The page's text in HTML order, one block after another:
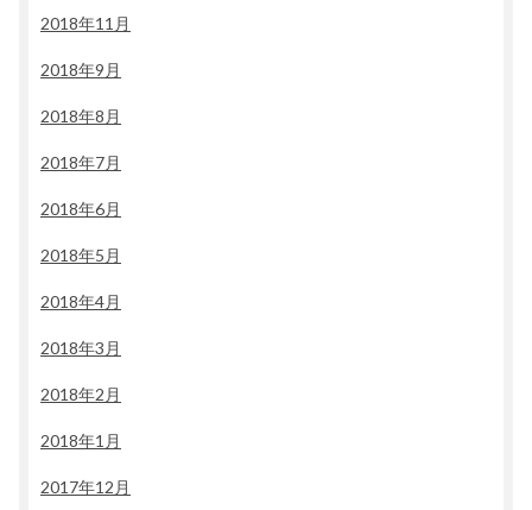
2018年11月
2018年9月
2018年8月
2018年7月
2018年6月
2018年5月
2018年4月
2018年3月
2018年2月
2018年1月
2017年12月